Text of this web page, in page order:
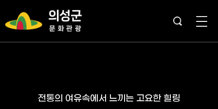
전통의 여유속에서 느끼는 고요한 힐링